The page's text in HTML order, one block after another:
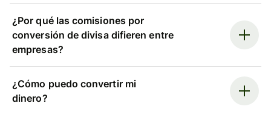
¿Por qué las comisiones por
conversión de divisa difieren entre
empresas?
¿Cómo puedo convertir mi
dinero?